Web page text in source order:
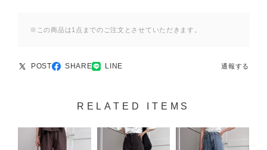
※この商品は1点までのご注文とさせていただきます。
POST SHARE LINE 通報する
RELATED ITEMS